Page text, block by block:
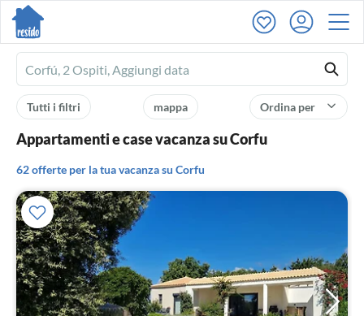
Ferienhausmiete
logo
Ordina per
mappa
Tutti i filtri
Appartamenti e case vacanza su Corfu
62 offerte per la tua vacanza su Corfu